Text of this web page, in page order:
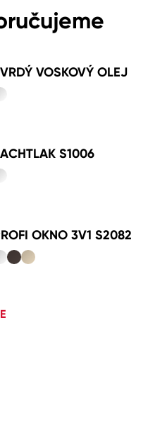
VOSKOVÝ OLEJ
S1006
OKNO 3V1 S2082